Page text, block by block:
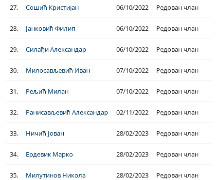
27. Сошић Кристијан 06/10/2022 Редован члан
28. Јанковић Филип 06/10/2022 Редован члан
29. Силађи Александар 06/10/2022 Редован члан
30. Милосављевић Иван 07/10/2022 Редован члан
31. Рељић Милан 07/10/2022 Редован члан
32. Ранисављевић Александар 02/11/2022 Редован члан
33. Ничић Јован 28/02/2023 Редован члан
34. Ердевик Марко 28/02/2023 Редован члан
35. Милутинов Никола 28/02/2023 Редован члан